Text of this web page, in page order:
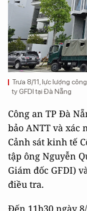
Trưa 8/11, lực lượng
ty GFDI tại Đà Nẵng
Công an TP Đà
bảo ANTT và xác
Cảnh sát kinh tế
tập ông Nguyễn
Giám đốc GFDI)
điều tra.
Đến 11h30 ngày